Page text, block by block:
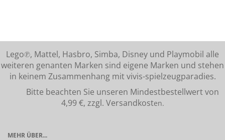
Lego℗, Mattel, Hasbro, Simba, Disney und Playmobil alle
weiteren genanten Marken sind eigene Marken und stehen
in keinem Zusammenhang mit vivis-spielzeugparadies.
Bitte beachten Sie unseren Mindestbestellwert von
4,99 €, zzgl. Versandkosten.
MEHR ÜBER...